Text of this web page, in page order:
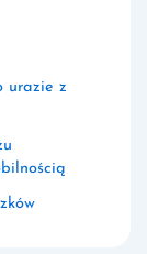
urazie z